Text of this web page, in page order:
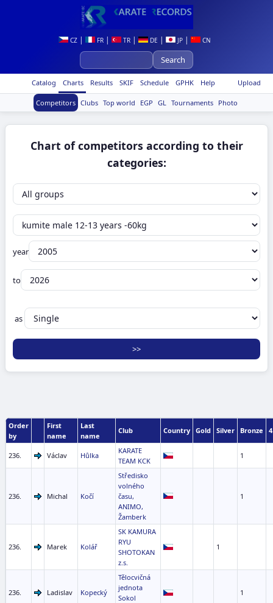
CZ | FR | TR | DE | JP | CN
Upload
Catalog Charts Results SKIF Schedule GPHK Help
Competitors Clubs Top world EGP GL Tournaments Photo
Chart of competitors according to their
categories:
year
to
as
Order
by
First
name
Last
name
Club Country Gold Silver Bronze
236. Václav Hůlka
KARATE
TEAM KCK
1
236. Michal Kočí
Středisko
volného
času,
ANIMO,
Žamberk
1
236. Marek Kolář
SK KAMURA
RYU
SHOTOKAN
z.s.
1
236. Ladislav Kopecký
Tělocvičná
jednota
Sokol
1